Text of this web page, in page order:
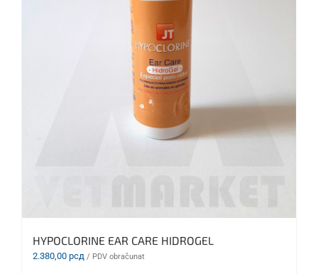
HYPOCLORINE EAR CARE HIDROGEL
2.380,00 рсд / PDV obračunat